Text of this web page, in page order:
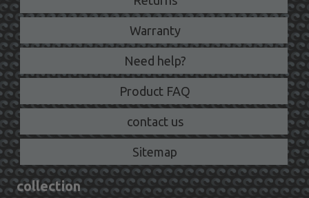
Warranty
Need help?
Product FAQ
contact us
Sitemap
collection